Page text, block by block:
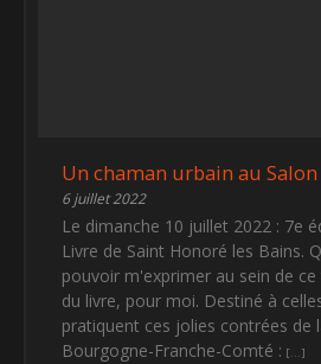
Un chaman urbain au
6 juillet 2022
Le dimanche 10 juillet 2022 : 7e
Livre de Saint Honoré les Bains.
pouvoir m'exprimer au sein de
du livre, pour moi. Destiné à
pratiquent ces jolies contrées de
Bourgogne-Franche-Comté :